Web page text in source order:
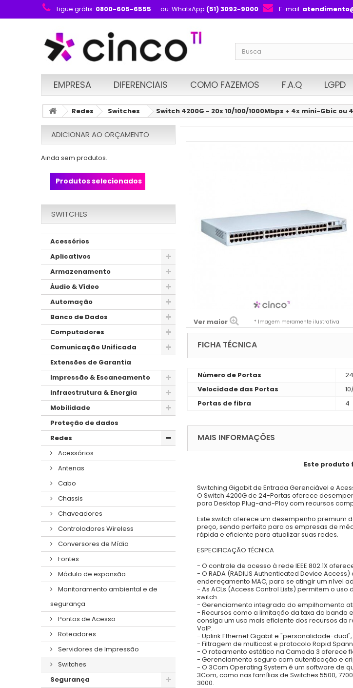
Ligue grátis: 0800-605-6555 ou: WhatsApp (51) 3092-9000 E-mail:
EMPRESA DIFERENCIAIS COMO FAZEMOS F.A.Q LGPD
Redes Switches Switch 4200G - 20x 10/100/1000Mbps + 4x mini-Gbic ou
ADICIONAR AO ORÇAMENTO
Ainda sem produtos.
Produtos selecionados
SWITCHES
Acessórios
Aplicativos
Armazenamento
Áudio & Vídeo
Automação
Banco de Dados
Computadores
Comunicação Unificada
Extensões de Garantia
Impressão & Escaneamento
Infraestrutura & Energia
Mobilidade
Proteção de dados
Redes
Acessórios
Antenas
Cabo
Chassis
Chaveadores
Controladores Wireless
Conversores de Mídia
Fontes
Módulo de expansão
Monitoramento ambiental e de
segurança
Pontos de Acesso
Roteadores
Servidores de Impressão
Switches
Segurança
Ver maior * Imagem meramente ilustrativa
FICHA TÉCNICA
Número de Portas
24
Velocidade das Portas
Portas de fibra
4
MAIS INFORMAÇÕES
Este produto
Switching Gigabit de Entrada Gerenciável e
O Switch 4200G de 24-Portas oferece
para Desktop Plug-and-Play com recursos
Este switch oferece um desempenho premium
preço, sendo perfeito para os empresas de
rápida e eficiente para atualizar suas redes.
ESPECIFICAÇÃO TÉCNICA
- O controle de acesso à rede IEEE 802.1X
- O RADA (RADIUS Authenticated Device
endereçamento MAC, para se atingir um nível
- As ACLs (Access Control Lists) permitem o
switch.
- Gerenciamento integrado do empilhamento
- Recursos como a limitação da taxa da
consiga um uso mais eficiente dos recursos
VoIP.
- Uplink Ethernet Gigabit e "personalidade-
- Filtragem de multicast e protocolo Rapid
- O roteamento estático na Camada 3 oferece
- Gerenciamento seguro com autenticação e
- O 3Com Operating System é um software de
3Com, como nas famílias de Switches 5500,
3000.